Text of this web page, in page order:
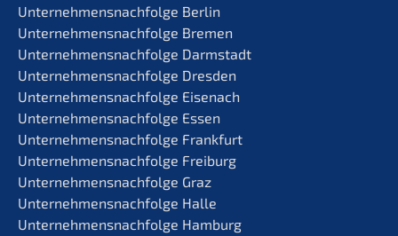
Unternehmens­nachfolge Berlin
Unternehmens­nachfolge Bremen
Unternehmens­nachfolge Darmstadt
Unternehmens­nachfolge Dresden
Unternehmens­nachfolge Eisenach
Unternehmens­nachfolge Essen
Unternehmens­nachfolge Frankfurt
Unternehmens­nachfolge Freiburg
Unternehmens­nachfolge Graz
Unternehmens­nachfolge Halle
Unternehmens­nachfolge Hamburg